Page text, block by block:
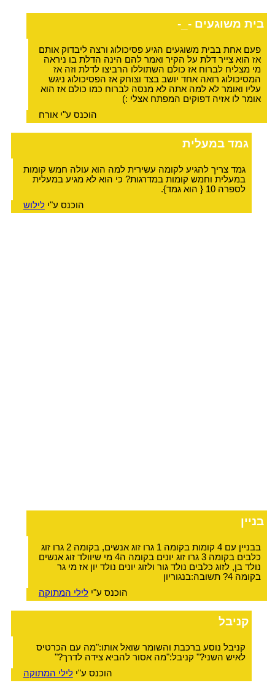
בית משוגעים -_-
פעם אחת בבית משוגעים הגיע פסיכולוג ורצה ליבדוק אותם
אז הוא צייר דלת על הקיר ואמר להם הינה הדלת בו ניראה
מי מצליח לברוח אז כולם השתוללו הרביצו לדלת וזה אז
המסיכולוג רואה אחד יושב בצד וצוחק אז הפסיכולוג ניגש
עליו ואומר לא למה אתה לא מנסה לברוח כמו כולם אז הוא
אומר לו אזיה דפוקים המפתח אצלי :)
הוכנס ע"י אורח
גמד במעלית
גמד צריך להגיע לקומה עשירית למה הוא עולה חמש קומות
במעלית וחמש קומות במדרגות? כי הוא לא מגיע במעלית
לספרה 10 { הוא גמד}.
הוכנס ע"ילילוש
בניין
בבניין עם 4 קומות בקומה 1 גרו זוג אנשים, בקומה 2 גרו זוג
כלבים בקומה 3 גרו זוג יונים בקומה ה4 מי שיוולד זוג אנשים
נולד בן, לזוג כלבים נולד גור ולזוג יונים נולד יון אז מי גר
בקומה 4? תשובה:בנגוריון
הוכנס ע"ילילי המתוקה
קניבל
קניבל נוסע ברכבת והשומר שואל אותו:"מה עם הכרטיס
לאיש השני?" קניבל:"מה אסור להביא צידה לדרך?"
הוכנס ע"ילילי המתוקה